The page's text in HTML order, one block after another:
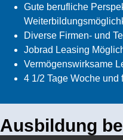
Gute berufliche
Diverse Firmen- und
Jobrad Leasing
Vermögenswirksame
4 1/2 Tage Woche
Ausbildung